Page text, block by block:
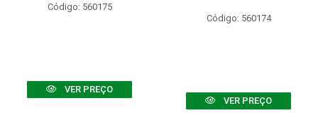
Código: 560175
VER PREÇO
Código: 560174
VER PREÇO